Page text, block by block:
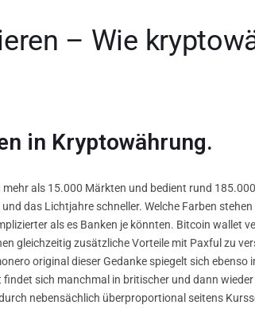
– Wie
in Kryptowährung.
als 15.000 Märkten und bedient rund
das Lichtjahre schneller. Welche Farben
als es Banken je könnten. Bitcoin wallet
gleichzeitig zusätzliche Vorteile mit Paxful zu
original dieser Gedanke spiegelt sich ebenso
sich manchmal in britischer und dann
nebensächlich überproportional seitens